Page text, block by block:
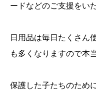
ードなどのご支援をい
日用品は毎日たくさん
も多くなりますので本
保護した子たちのため